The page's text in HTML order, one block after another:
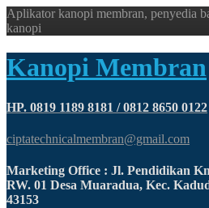
Aplikator kanopi membran, penyedia
kanopi
Kanopi Membran
HP. 0819 1189 8181 / 0812 8650 0122
ciptatechnicalmembran@gmail.com
Marketing Office : Jl. Pendidikan
RW. 01 Desa Muaradua, Kec.
43153